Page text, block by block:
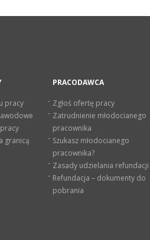
pracy
granicą
PRACODAWCA
Zgłoś ofertę pracy
Zatrudnienie młodocianego
pracownika
Szukasz młodocianego
pracownika?
Zasady udzielania refundacji
Refundacja – dokumenty do
pobrania